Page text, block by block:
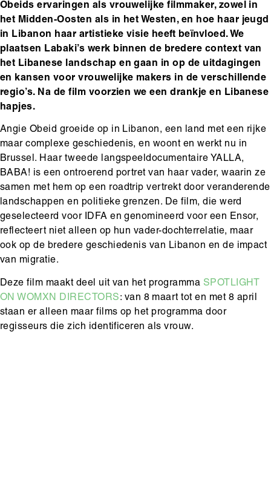
Obeids ervaringen als vrouwelijke filmmaker, zowel in
het Midden-Oosten als in het Westen, en hoe haar jeugd
in Libanon haar artistieke visie heeft beïnvloed. We
plaatsen Labaki’s werk binnen de bredere context van
het Libanese landschap en gaan in op de uitdagingen
en kansen voor vrouwelijke makers in de verschillende
regio’s. Na de film voorzien we een drankje en Libanese
hapjes.
Angie Obeid groeide op in Libanon, een land met een rijke
maar complexe geschiedenis, en woont en werkt nu in
Brussel. Haar tweede langspeeldocumentaire YALLA,
BABA! is een ontroerend portret van haar vader, waarin ze
samen met hem op een roadtrip vertrekt door veranderende
landschappen en politieke grenzen. De film, die werd
geselecteerd voor IDFA en genomineerd voor een Ensor,
reflecteert niet alleen op hun vader-dochterrelatie, maar
ook op de bredere geschiedenis van Libanon en de impact
van migratie.
Deze film maakt deel uit van het programma SPOTLIGHT
ON WOMXN DIRECTORS: van 8 maart tot en met 8 april
staan er alleen maar films op het programma door
regisseurs die zich identificeren als vrouw.